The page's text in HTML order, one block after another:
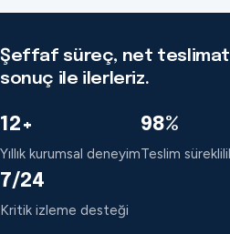
Şeffaf süreç, net teslimat
sonuç ile ilerleriz.
12+
Yıllık kurumsal deneyim
98%
Teslim
7/24
Kritik izleme desteği